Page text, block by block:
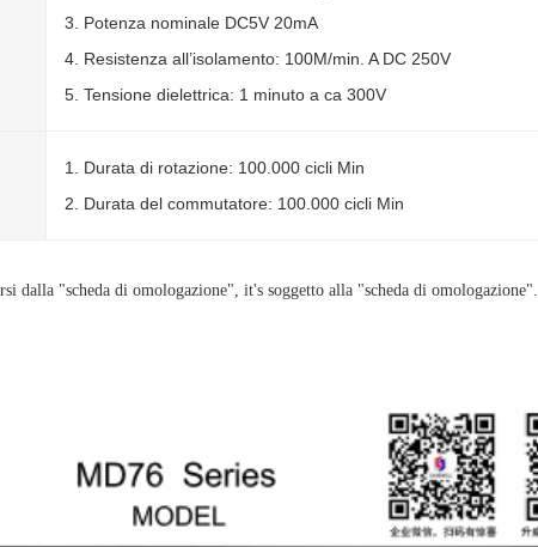
3. Potenza nominale DC5V 20mA
4. Resistenza all’isolamento: 100M/min. A DC 250V
5. Tensione dielettrica: 1 minuto a ca 300V
1. Durata di rotazione: 100.000 cicli Min
2. Durata del commutatore: 100.000 cicli Min
dalla "scheda di omologazione", it's soggetto alla "scheda di omologazione".